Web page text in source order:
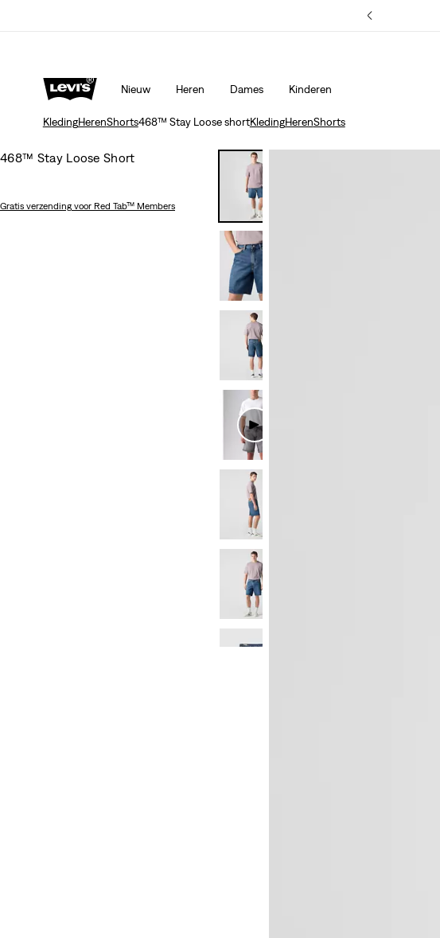
Nieuw Heren Dames Kinderen
KledingHerenShorts468™ Stay Loose shortKledingHerenShorts
468™ Stay Loose Short
Gratis verzending voor Red Tab™ Members